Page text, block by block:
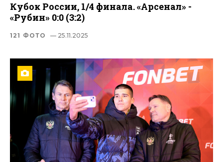
Кубок России, 1/4 финала. «Арсенал» -
«Рубин» 0:0 (3:2)
121 ФОТО — 25.11.2025